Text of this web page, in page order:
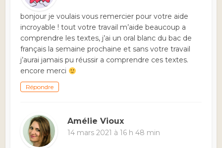
bonjour je voulais vous remercier pour votre aide
incroyable ! tout votre travail m’aide beaucoup a
comprendre les textes, j’ai un oral blanc du bac de
français la semaine prochaine et sans votre travail
j’aurai jamais pu réussir a comprendre ces textes.
encore merci
Répondre
Amélie Vioux
14 mars 2021 à 16 h 48 min